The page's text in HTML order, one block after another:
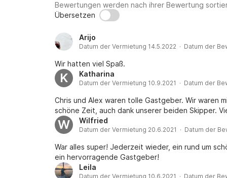
Bewertungen werden nach ihrer Bewertung
Übersetzen
Arijo
Datum der Vermietung 14.5.2022 · Datum der
Wir hatten viel Spaß.
K Katharina
Datum der Vermietung 10.9.2021 · Datum der
Chris und Alex waren tolle Gastgeber. Wir waren
schöne Zeit, auch dank unserer beiden Skipper.
W Wilfried
Datum der Vermietung 20.6.2021 · Datum der
War alles super! Jederzeit wieder, ein rund um
ein hervorragende Gastgeber!
Leila
Datum der Vermietung 10.6.2021 · Datum der